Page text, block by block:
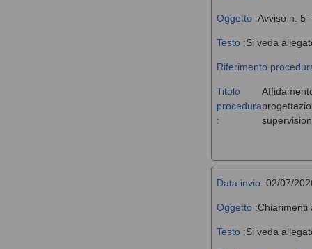
Oggetto :Avviso n. 5
Testo :Si veda
Riferimento
Titolo
procedura
:
Data invio :02/07/
Oggetto :Chiarimenti
Testo :Si veda